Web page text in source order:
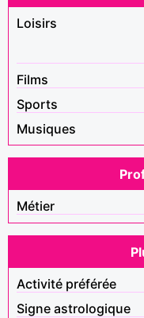
Loisirs
Films
Sports
Musiques
Métier
Activité préférée
Signe astrologique